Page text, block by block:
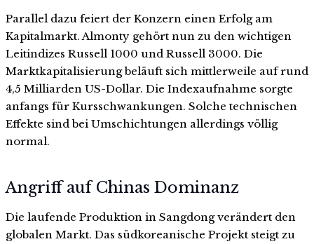
Parallel dazu feiert der Konzern einen Erfolg am
Kapitalmarkt. Almonty gehört nun zu den wichtigen
Leitindizes Russell 1000 und Russell 3000. Die
Marktkapitalisierung beläuft sich mittlerweile auf rund
4,5 Milliarden US-Dollar. Die Indexaufnahme sorgte
anfangs für Kursschwankungen. Solche technischen
Effekte sind bei Umschichtungen allerdings völlig
normal.
Angriff auf Chinas Dominanz
Die laufende Produktion in Sangdong verändert den
globalen Markt. Das südkoreanische Projekt steigt zu